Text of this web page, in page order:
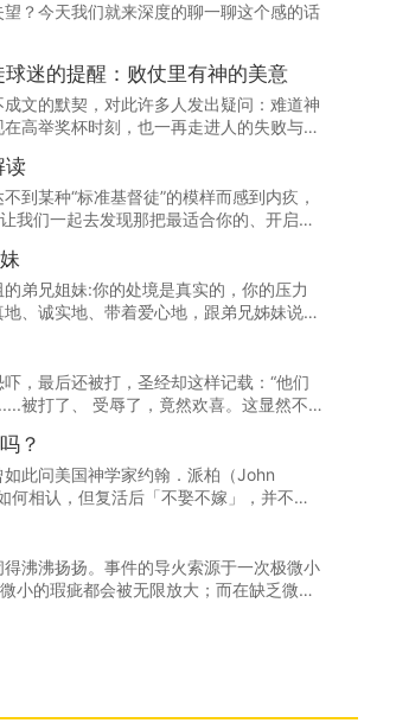
？今天我们就来深度的聊一聊这个感的话
输球就沉默？ 给基督徒球迷的提醒：败仗里有神的美意
文的默契，对此许多人发出疑问：难道神
高举奖杯时刻，也一再走进人的失败与破
容解读
到某种“标准基督徒”的模样而感到内疚，
我们一起去发现那把最适合你的、开启与
弟兄姐妹:你的处境是真实的，你的压力
、诚实地、带着爱心地，跟弟兄姊妹说几
，最后还被打，圣经却这样记载：“他们
被打了、 受辱了，竟然欢喜。这显然不
？
此问美国神学家约翰．派柏（John
相认，但复活后「不娶不嫁」，并不等
沸沸扬扬。事件的导火索源于一次极微小
小的瑕疵都会被无限放大；而在缺乏微观